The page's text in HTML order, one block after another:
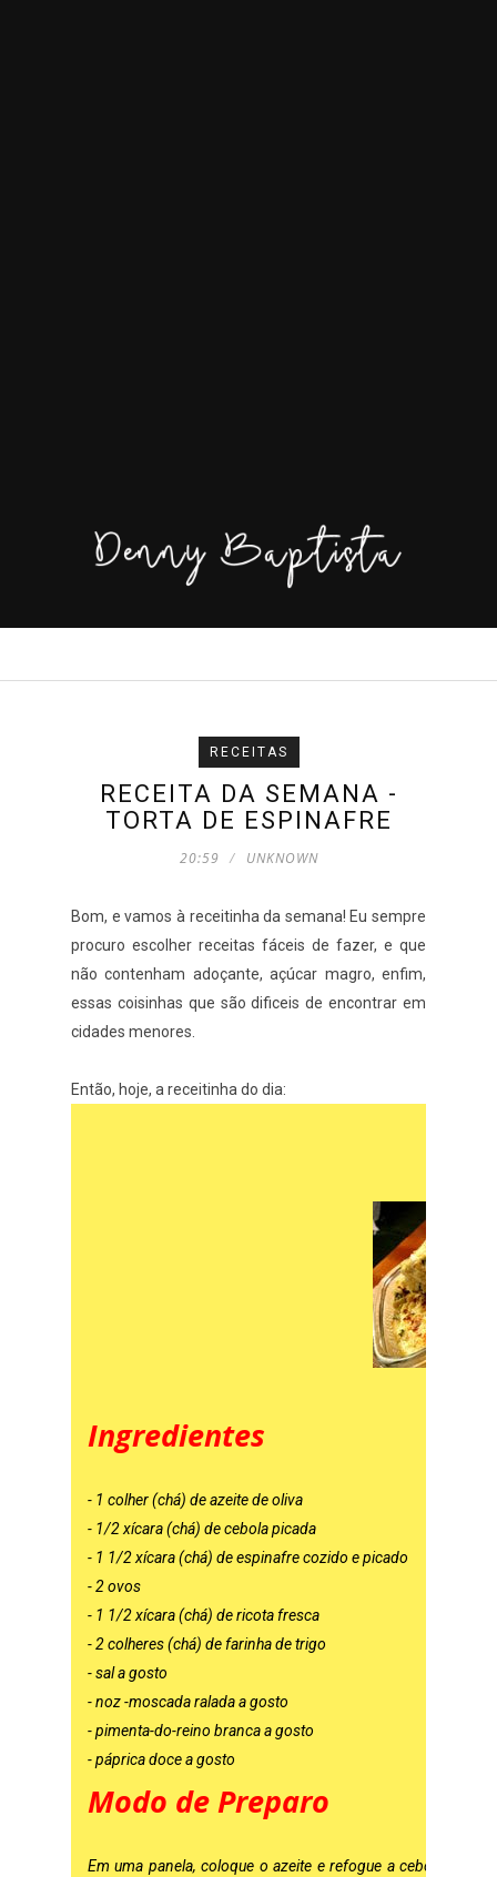
RECEITAS
RECEITA DA SEMANA -
TORTA DE ESPINAFRE
20:59 UNKNOWN
Bom, e vamos à receitinha da semana! Eu sempre
procuro escolher receitas fáceis de fazer, e que
não contenham adoçante, açúcar magro, enfim,
essas coisinhas que são dificeis de encontrar em
cidades menores.
Então, hoje, a receitinha do dia:
Ingredientes
- 1 colher (chá) de azeite de oliva
- 1/2 xícara (chá) de cebola picada
- 1 1/2 xícara (chá) de espinafre cozido e picado
- 2 ovos
- 1 1/2 xícara (chá) de ricota fresca
- 2 colheres (chá) de farinha de trigo
- sal a gosto
- noz -moscada ralada a gosto
- pimenta-do-reino branca a gosto
- páprica doce a gosto
Modo de Preparo
Em uma panela, coloque o azeite e refogue a cebola,